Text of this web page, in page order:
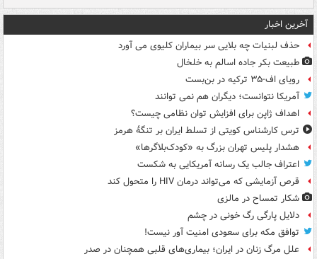
آخرین اخبار
حذف لبنیات چه بلایی سر بیماران کلیوی می آورد
طبیعت بکر جاده اسالم به خلخال
رویای اف-۳۵ ترکیه در بن‌بست
آمریکا نتوانست؛ دیگران هم نمی توانند
اهداف ژاپن برای افزایش توان نظامی چیست؟
ترس کارشناس کویتی از تسلط ایران بر تنگۀ هرمز
هشدار پلیس تهران بزرگ به «کودک‌بلاگرها»
اعتراف جالب یک رسانه آمریکایی به شکست
قرص آزمایشی که می‌تواند درمان HIV را متحول کند
شکار تمساح در مالزی
دلایل پارگی رگ خونی در چشم
توافق مکه برای سعودی امنیت آور نیست!
علل مرگ زنان در ایران؛ بیماری‌های قلبی همچنان در صدر